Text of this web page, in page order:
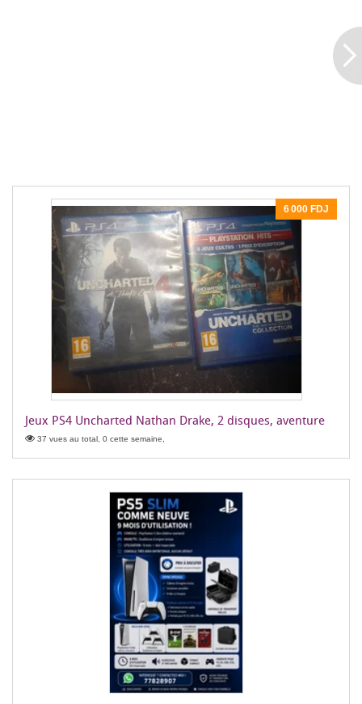
6 000 FDJ
Jeux PS4 Uncharted Nathan Drake, 2 disques, aventure
37 vues au total, 0 cette semaine,